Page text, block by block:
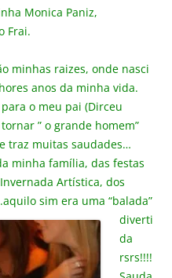
Monica Paniz,
Frai.
minhas raizes, onde nasci
anos da minha vida.
o meu pai (Dirceu
” o grande homem”
traz muitas saudades…
minha família, das festas
Artística, dos
sim era uma “balada”
diverti
da
rsrs!!!!